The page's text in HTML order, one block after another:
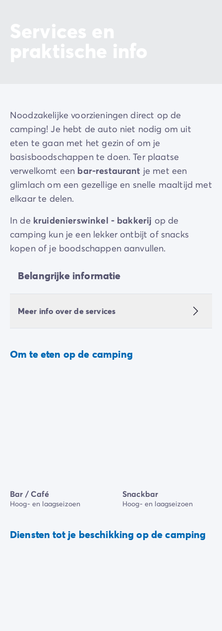
Noodzakelijke voorzieningen direct op de
camping! Je hebt de auto niet nodig om uit
eten te gaan met het gezin of om je
basisboodschappen te doen. Ter plaatse
verwelkomt een bar-restaurant je met een
glimlach om een gezellige en snelle maaltijd met
elkaar te delen.
In de kruidenierswinkel - bakkerij op de
camping kun je een lekker ontbijt of snacks
kopen of je boodschappen aanvullen.
Belangrijke informatie
Meer info over de services
Om te eten op de camping
Bar / Café
Hoog- en laagseizoen
Snackbar
Hoog- en laagseizoen
Diensten tot je beschikking op de camping